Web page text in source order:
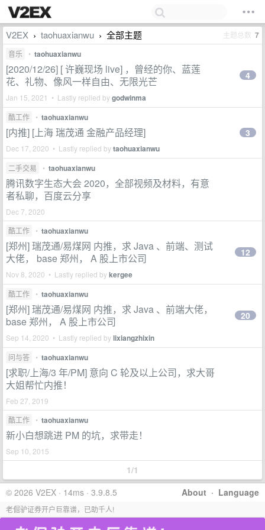
V2EX › taohuaxianwu › 全部主题 主题总数 7
音乐 • taohuaxianwu
[2020/12/26] [ 许巍现场 live] ，曾经的你、蓝莲
花、礼物、像风一样自由、无限光芒
Jan 15, 2021 • Lastly replied bygodwinma
4
酷工作 • taohuaxianwu
[内推] [上海 瑞茂通 金融产品经理]
Dec 17, 2020 • Lastly replied bytaohuaxianwu
3
二手交易 • taohuaxianwu
腾讯数字生态大会 2020，全部视频及材料，有意
者私聊，百度云分享
Dec 7, 2020
酷工作
• taohuaxianwu
[郑州] 瑞茂通/易煤网 内推，求 Java 、前端、测试
大佬， base 郑州， A 股上市公司
Nov 8, 2020 • Lastly replied bykergee
12
酷工作 • taohuaxianwu
[郑州] 瑞茂通/易煤网 内推，求 Java 、前端大佬，
base 郑州， A 股上市公司
Sep 14, 2020 • Lastly replied bylixiangzhixin
20
问与答 • taohuaxianwu
[求职/上海/3 年/PM] 意向 C 轮及以上公司，求大哥
大姐帮忙内推！
Feb 27, 2019
酷工作
• taohuaxianwu
新小白想跳进 PM 的坑，求带走！
Sep 10, 2015
1/1
About · Language
© 2026 V2EX · 14ms · 3.9.8.5
老倔驴证券开户巨靠谱，已助千人!